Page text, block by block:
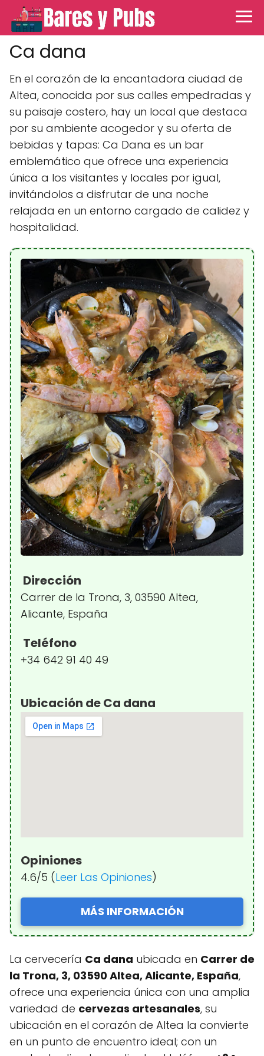
Ca dana
En el corazón de la encantadora ciudad de
Altea, conocida por sus calles empedradas y
su paisaje costero, hay un local que destaca
por su ambiente acogedor y su oferta de
bebidas y tapas: Ca Dana es un bar
emblemático que ofrece una experiencia
única a los visitantes y locales por igual,
invitándolos a disfrutar de una noche
relajada en un entorno cargado de calidez y
hospitalidad.
Dirección
Carrer de la Trona, 3, 03590 Altea,
Alicante, España
Teléfono
+34 642 91 40 49
Ubicación de Ca dana
Opiniones
4.6/5 (Leer Las Opiniones)
MÁS INFORMACIÓN
La cervecería Ca dana ubicada en Carrer de
la Trona, 3, 03590 Altea, Alicante, España,
ofrece una experiencia única con una amplia
variedad de cervezas artesanales, su
ubicación en el corazón de Altea la convierte
en un punto de encuentro ideal; con un